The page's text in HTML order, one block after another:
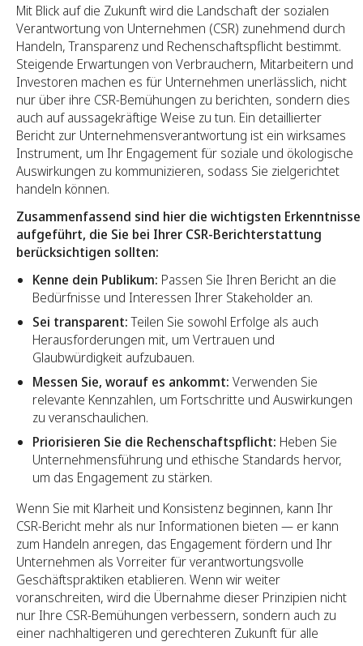
Mit Blick auf die Zukunft wird die Landschaft der sozialen
Verantwortung von Unternehmen (CSR) zunehmend durch
Handeln, Transparenz und Rechenschaftspflicht bestimmt.
Steigende Erwartungen von Verbrauchern, Mitarbeitern und
Investoren machen es für Unternehmen unerlässlich, nicht
nur über ihre CSR-Bemühungen zu berichten, sondern dies
auch auf aussagekräftige Weise zu tun. Ein detaillierter
Bericht zur Unternehmensverantwortung ist ein wirksames
Instrument, um Ihr Engagement für soziale und ökologische
Auswirkungen zu kommunizieren, sodass Sie zielgerichtet
handeln können.
Zusammenfassend sind hier die wichtigsten Erkenntnisse
aufgeführt, die Sie bei Ihrer CSR-Berichterstattung
berücksichtigen sollten:
Kenne dein Publikum: Passen Sie Ihren Bericht an die
Bedürfnisse und Interessen Ihrer Stakeholder an.
Sei transparent:Teilen Sie sowohl Erfolge als auch
Herausforderungen mit, um Vertrauen und
Glaubwürdigkeit aufzubauen.
Messen Sie, worauf es ankommt: Verwenden Sie
relevante Kennzahlen, um Fortschritte und Auswirkungen
zu veranschaulichen.
Priorisieren Sie die Rechenschaftspflicht: Heben Sie
Unternehmensführung und ethische Standards hervor,
um das Engagement zu stärken.
Wenn Sie mit Klarheit und Konsistenz beginnen, kann Ihr
CSR-Bericht mehr als nur Informationen bieten — er kann
zum Handeln anregen, das Engagement fördern und Ihr
Unternehmen als Vorreiter für verantwortungsvolle
Geschäftspraktiken etablieren. Wenn wir weiter
voranschreiten, wird die Übernahme dieser Prinzipien nicht
nur Ihre CSR-Bemühungen verbessern, sondern auch zu
einer nachhaltigeren und gerechteren Zukunft für alle